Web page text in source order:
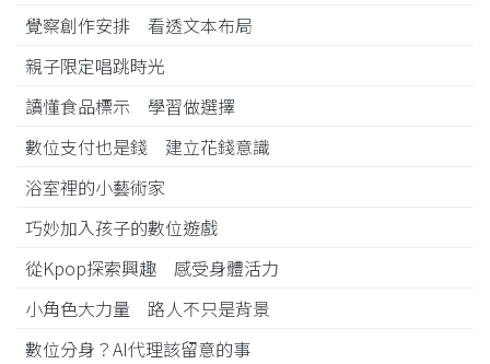
覺察創作安排 看透文本布局
親子限定唱跳時光
讀懂食品標示 學習做選擇
數位支付也是錢 建立花錢意識
浴室裡的小藝術家
巧妙加入孩子的數位遊戲
從Kpop探索興趣 感受身體活力
小角色大力量 路人不只是背景
數位分身？AI代理該留意的事